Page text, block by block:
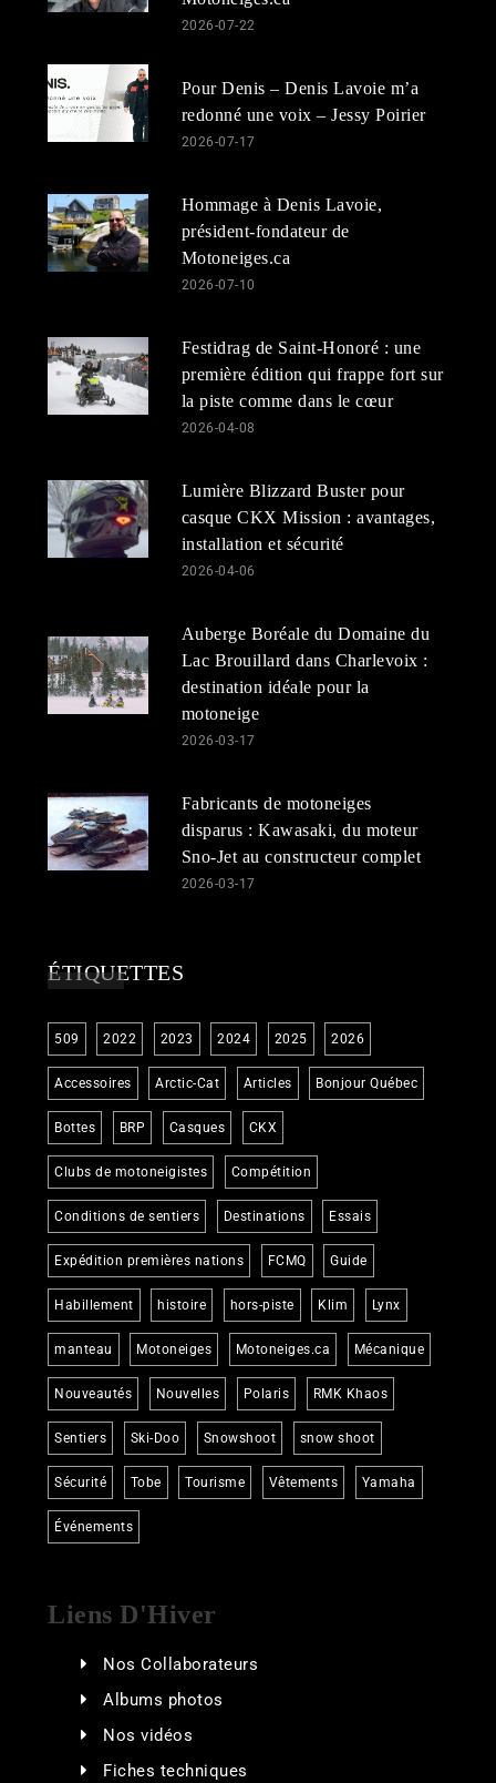
2026-07-22
Pour Denis – Denis Lavoie m’a
redonné une voix – Jessy Poirier
2026-07-17
Hommage à Denis Lavoie,
président-fondateur de
Motoneiges.ca
2026-07-10
Festidrag de Saint-Honoré : une
première édition qui frappe fort sur
la piste comme dans le cœur
2026-04-08
Lumière Blizzard Buster pour
casque CKX Mission : avantages,
installation et sécurité
2026-04-06
Auberge Boréale du Domaine du
Lac Brouillard dans Charlevoix :
destination idéale pour la
motoneige
2026-03-17
Fabricants de motoneiges
disparus : Kawasaki, du moteur
Sno-Jet au constructeur complet
2026-03-17
ÉTIQUETTES
509 2022 2023 2024 2025 2026
Accessoires Arctic-Cat Articles Bonjour Québec
Bottes BRP Casques CKX
Clubs de motoneigistes Compétition
Conditions de sentiers Destinations Essais
Expédition premières nations FCMQ Guide
Habillement histoire hors-piste Klim Lynx
manteau Motoneiges Motoneiges.ca Mécanique
Nouveautés Nouvelles Polaris RMK Khaos
Sentiers Ski-Doo Snowshoot snow shoot
Sécurité Tobe Tourisme Vêtements Yamaha
Événements
Liens D'Hiver
Nos Collaborateurs
Albums photos
Nos vidéos
Fiches techniques